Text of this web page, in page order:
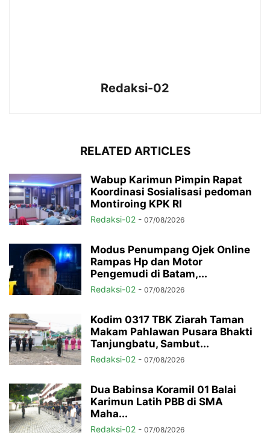
Redaksi-02
RELATED ARTICLES
Wabup Karimun Pimpin Rapat
Koordinasi Sosialisasi pedoman
Montiroing KPK RI
Redaksi-02 - 07/08/2026
Modus Penumpang Ojek Online
Rampas Hp dan Motor
Pengemudi di Batam,...
Redaksi-02 - 07/08/2026
Kodim 0317 TBK Ziarah Taman
Makam Pahlawan Pusara Bhakti
Tanjungbatu, Sambut...
Redaksi-02 - 07/08/2026
Dua Babinsa Koramil 01 Balai
Karimun Latih PBB di SMA
Maha...
Redaksi-02 - 07/08/2026